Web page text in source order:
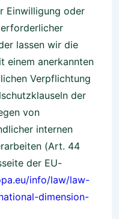
Einwilligung oder
lassen wir die
einem anerkannten
Verpflichtung
der
von
internen
(Art. 44
der EU-
info/law/law-
dimension-